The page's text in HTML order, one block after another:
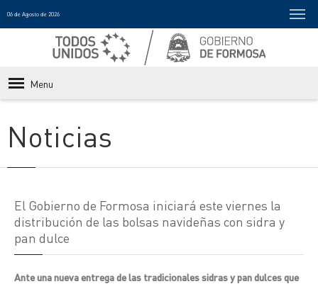
06 de Agosto de 2026
Menu
Noticias
El Gobierno de Formosa iniciará este viernes la
distribución de las bolsas navideñas con sidra y
pan dulce
Ante una nueva entrega de las tradicionales sidras y pan dulces que